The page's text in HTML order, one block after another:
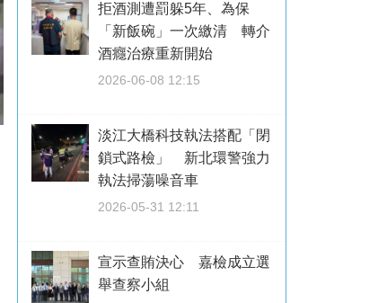
拒酒測遭罰躲5年、為保
「新飯碗」一次繳清 轉介
酒癮治療重新開始
2026-06-08 12:15
淡江大橋科技執法搭配「閉
鎖式路檢」 新北環警強力
執法掃蕩噪音車
2026-05-31 12:11
宣示查賄決心 嘉檢成立選
舉查察小組